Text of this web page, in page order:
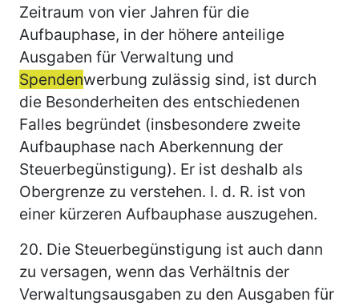
Zeitraum von vier Jahren für die
Aufbauphase, in der höhere anteilige
Ausgaben für Verwaltung und
Spendenwerbung zulässig sind, ist durch
die Besonderheiten des entschiedenen
Falles begründet (insbesondere zweite
Aufbauphase nach Aberkennung der
Steuerbegünstigung). Er ist deshalb als
Obergrenze zu verstehen. I. d. R. ist von
einer kürzeren Aufbauphase auszugehen.
20. Die Steuerbegünstigung ist auch dann
zu versagen, wenn das Verhältnis der
Verwaltungsausgaben zu den Ausgaben für